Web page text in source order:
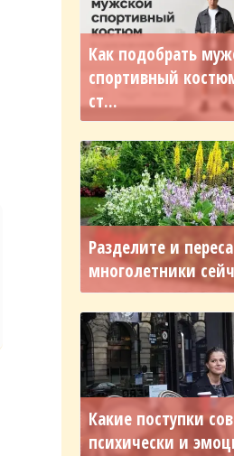
Как подобрать
спортивный
ст...
Разделите и
многолетники
Какие поступки
психически и